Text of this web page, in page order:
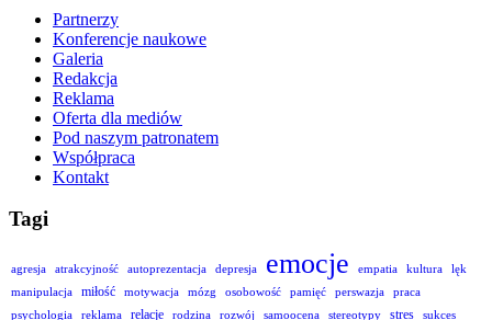
Partnerzy
Konferencje naukowe
Galeria
Redakcja
Reklama
Oferta dla mediów
Pod naszym patronatem
Współpraca
Kontakt
Tagi
agresja atrakcyjność autoprezentacja depresja emocje empatia kultura
lęk
manipulacja
miłość motywacja mózg osobowość pamięć perswazja
praca
psychologia
reklama relacje rodzina rozwój samoocena stereotypy stres sukces